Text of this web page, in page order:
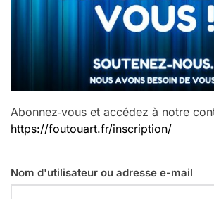
Abonnez‑vous et accédez à notre
https://foutouart.fr/inscription/
Nom d'utilisateur ou adresse e-mail